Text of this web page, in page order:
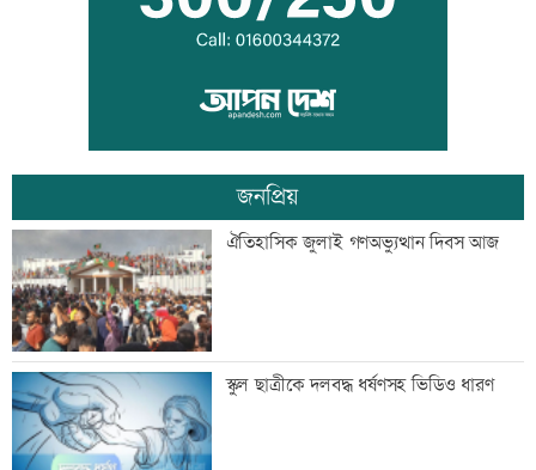
তরুণদের নেতৃত্বেই প্রযুক্তিনির্ভর উন্নয়ন হবে:
তথ্যপ্রযুক্তিমন্ত্রী
লক্ষ্মীপুর জেলা প্রশাসনের ১৪ কর্মকর্তা-
কর্মচারীর বিদায়ী সংবর্ধনা
সব শর্ত মেনে নিলে হরমুজ খুলবো: ইরান
জনপ্রিয়
ঐতিহাসিক জুলাই গণঅভ্যুত্থান দিবস আজ
স্কুল ছাত্রীকে দলবদ্ধ ধর্ষণসহ ভিডিও ধারণ